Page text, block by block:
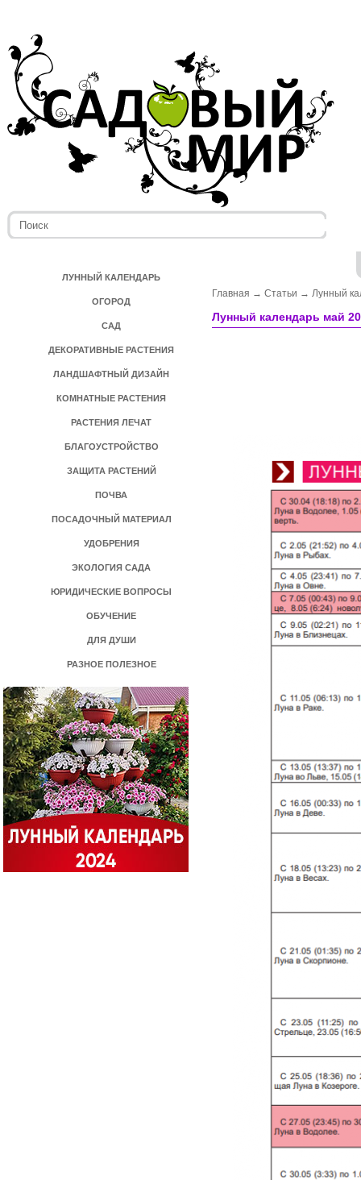
ЛУННЫЙ КАЛЕНДАРЬ
ОГОРОД
САД
ДЕКОРАТИВНЫЕ РАСТЕНИЯ
ЛАНДШАФТНЫЙ ДИЗАЙН
КОМНАТНЫЕ РАСТЕНИЯ
РАСТЕНИЯ ЛЕЧАТ
БЛАГОУСТРОЙСТВО
ЗАЩИТА РАСТЕНИЙ
ПОЧВА
ПОСАДОЧНЫЙ МАТЕРИАЛ
УДОБРЕНИЯ
ЭКОЛОГИЯ САДА
ЮРИДИЧЕСКИЕ ВОПРОСЫ
ОБУЧЕНИЕ
ДЛЯ ДУШИ
РАЗНОЕ ПОЛЕЗНОЕ
Главная → Статьи → Лунный
Лунный календарь май